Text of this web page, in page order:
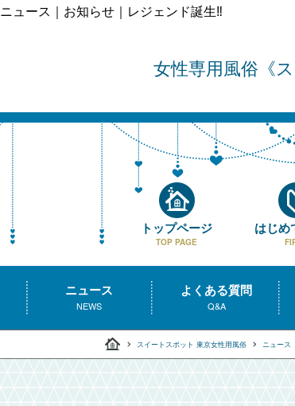
ニュース｜お知らせ｜レジェンド誕生‼️
女性専用風俗
トップページ
TOP PAGE
はじめ
ニュース
NEWS
よくある質問
Q&A
スイートスポット 東京女性用風俗 ニュース